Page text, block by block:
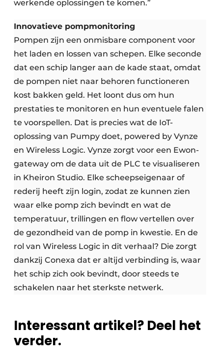
werkende oplossingen te komen.”
Innovatieve pompmonitoring
Pompen zijn een onmisbare component voor
het laden en lossen van schepen. Elke seconde
dat een schip langer aan de kade staat, omdat
de pompen niet naar behoren functioneren
kost bakken geld. Het loont dus om hun
prestaties te monitoren en hun eventuele falen
te voorspellen. Dat is precies wat de IoT-
oplossing van Pumpy doet, powered by Vynze
en Wireless Logic. Vynze zorgt voor een Ewon-
gateway om de data uit de PLC te visualiseren
in Kheiron Studio. Elke scheepseigenaar of
rederij heeft zijn login, zodat ze kunnen zien
waar elke pomp zich bevindt en wat de
temperatuur, trillingen en flow vertellen over
de gezondheid van de pomp in kwestie. En de
rol van Wireless Logic in dit verhaal? Die zorgt
dankzij Conexa dat er altijd verbinding is, waar
het schip zich ook bevindt, door steeds te
schakelen naar het sterkste netwerk.
Interessant artikel? Deel het
verder.